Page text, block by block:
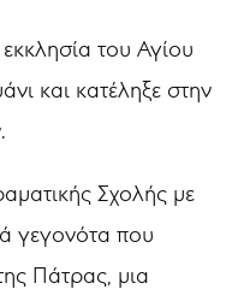
του Αγίου
και κατέληξε στην
Σχολής με
γεγονότα που
Πάτρας, μια